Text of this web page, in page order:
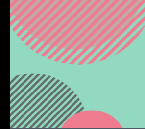
Skip to content